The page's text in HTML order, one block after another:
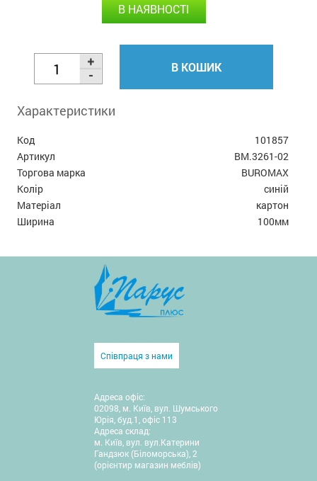
В НАЯВНОСТІ
В КОШИК
Характеристики
Код
101857
Артикул
BM.3261-02
Торгова марка
BUROMAX
Колір
синій
Матеріал
картон
Ширина
100мм
Співпраця з нами
Адреса офіс:
02098, м. Київ, вул. Шумського
Юрія, буд.1, офіс 113
Адреса склад:
м. Київ, вул. вул.Катерини
Гандзюк (Біломорська), 2
(орієнтир магазин меблів)